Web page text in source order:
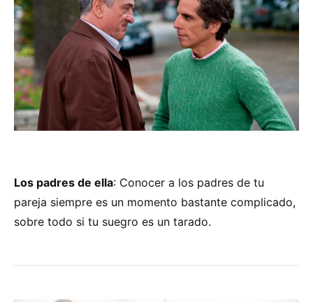
Los padres de ella: Conocer a los padres de tu
pareja siempre es un momento bastante complicado,
sobre todo si tu suegro es un tarado.